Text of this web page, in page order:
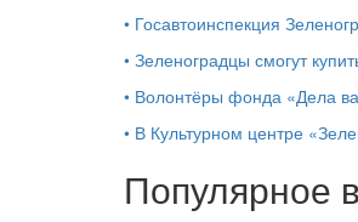
• Госавтоинспекция
• Зеленоградцы смогут
• Волонтёры фонда «Дела
• В Культурном центре
Популярное